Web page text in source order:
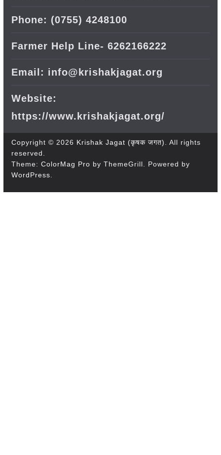
Phone: (0755) 4248100
Farmer Help Line- 6262166222
Email: info@krishakjagat.org
Website:
https://www.krishakjagat.org/
Copyright © 2026 Krishak Jagat (कृषक जगत). All rights
reserved.
Theme: ColorMag Pro by ThemeGrill. Powered by
WordPress.